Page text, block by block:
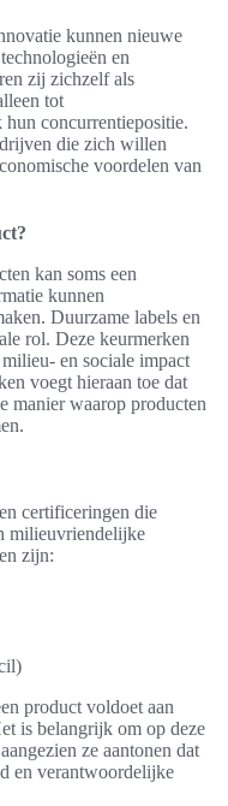
kunnen nieuwe
en
zij zichzelf als
tot
hun concurrentiepositie.
die zich willen
voordelen van
kan soms een
kunnen
Duurzame labels en
rol. Deze keurmerken
en sociale impact
voegt hieraan toe dat
manier waarop producten
certificeringen die
milieuvriendelijke
zijn:
product voldoet aan
is belangrijk om op deze
ze aantonen dat
en verantwoordelijke